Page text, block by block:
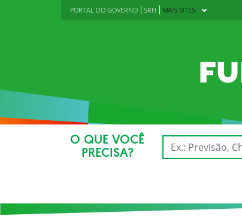
PORTAL DO GOVERNO SRH MAIS SITES
O QUE VOCÊ
PRECISA?